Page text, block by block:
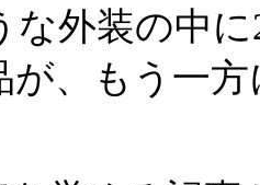
な外装の中
が、もう一